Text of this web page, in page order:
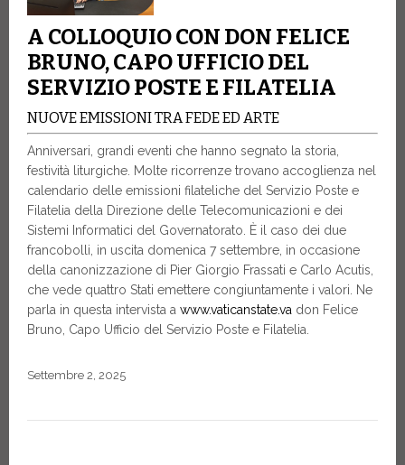
A COLLOQUIO CON DON FELICE
BRUNO, CAPO UFFICIO DEL
SERVIZIO POSTE E FILATELIA
NUOVE EMISSIONI TRA FEDE ED ARTE
Anniversari, grandi eventi che hanno segnato la storia,
festività liturgiche. Molte ricorrenze trovano accoglienza nel
calendario delle emissioni filateliche del Servizio Poste e
Filatelia della Direzione delle Telecomunicazioni e dei
Sistemi Informatici del Governatorato. È il caso dei due
francobolli, in uscita domenica 7 settembre, in occasione
della canonizzazione di Pier Giorgio Frassati e Carlo Acutis,
che vede quattro Stati emettere congiuntamente i valori. Ne
parla in questa intervista a www.vaticanstate.va don Felice
Bruno, Capo Ufficio del Servizio Poste e Filatelia.
Settembre 2, 2025